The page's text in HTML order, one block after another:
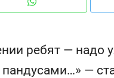
ребят — надо
—